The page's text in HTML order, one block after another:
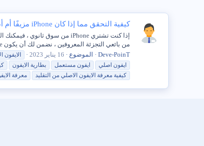
كيفية التحقق مما إذا كان iPhone مزيفًا أم أصليًا
من بائعي التجزئة المعروفين ، نضمن لك أن يكون iPhone أصليًا مدعومًا بضمان محدود لمدة 12 شهرًا من Apple و...
Deve-PoinT
الموضوع 16 يناير 2023 الايفون
ايفون اصلي
ايفون مستعمل بطارية الايفون
كيفية معرفة الايفون الاصلي من التقليد معرفة